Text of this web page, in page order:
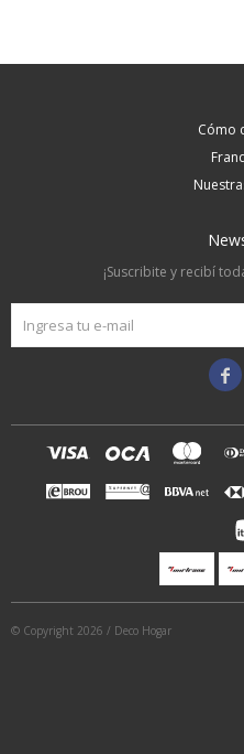
Cómo
¡Suscribite y recibí

© Copyright 2026 / Deco Hogar